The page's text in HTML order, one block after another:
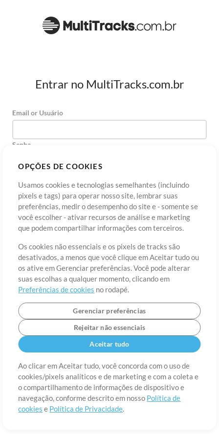
OPÇÕES DE COOKIES
Usamos cookies e tecnologias semelhantes (incluindo
pixels e tags) para operar nosso site, lembrar suas
preferências, medir o desempenho do site e - somente se
você escolher - ativar recursos de análise e marketing
que podem compartilhar informações com terceiros.
Os cookies não essenciais e os pixels de tracks são
desativados, a menos que você clique em Aceitar tudo ou
os ative em Gerenciar preferências. Você pode alterar
suas escolhas a qualquer momento, clicando em
Preferências de cookies no rodapé.
Gerenciar preferências
Rejeitar não essenciais
Aceitar tudo
Ao clicar em Aceitar tudo, você concorda com o uso de
cookies/pixels analíticos e de marketing e com a coleta e
o compartilhamento de informações de dispositivo e
navegação, conforme descrito em nosso Política de
cookies e Política de Privacidade.
Entrar no MultiTracks.com.br
Email or Usuário
Senha
Cadastre-seEsqueceu sua senha?
Termos de Uso Política de Privacidade
Preferências de
Contato
©2006-2026 por MultiTracks LLC. Todos os Direitos Reservados.